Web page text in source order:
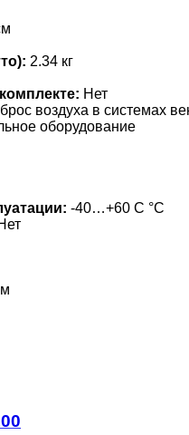
2.34 кг
Нет
воздуха в системах
оборудование
-40…+60 С °С